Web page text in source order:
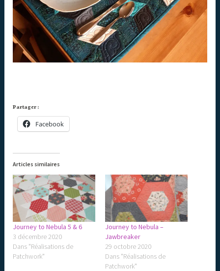
Partager :
Facebook
Articles similaires
Journey to Nebula 5 & 6
3 décembre 2020
Dans "Réalisations de
Patchwork"
Journey to Nebula –
Jawbreaker
29 octobre 2020
Dans "Réalisations de
Patchwork"